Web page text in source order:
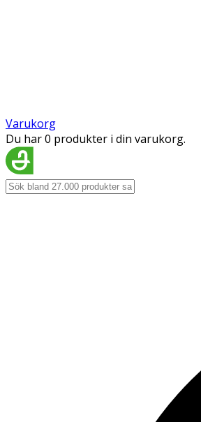
Varukorg
Du har 0 produkter i din varukorg.